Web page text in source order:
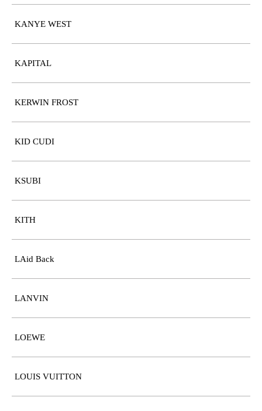
KANYE WEST
KAPITAL
KERWIN FROST
KID CUDI
KSUBI
KITH
LAid Back
LANVIN
LOEWE
LOUIS VUITTON